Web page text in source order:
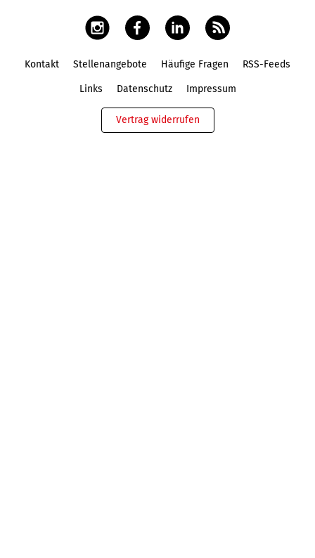
Kontakt Stellenangebote Häufige Fragen RSS-Feeds
Links Datenschutz Impressum
Vertrag widerrufen